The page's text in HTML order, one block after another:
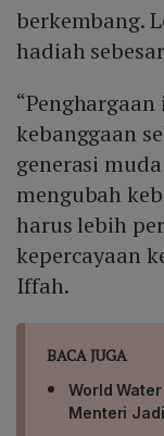
berkembang.
hadiah
kebanggaan
generasi
mengubah
harus lebih
kepercayaan
Iffah.
BACA JUGA
World
Menteri